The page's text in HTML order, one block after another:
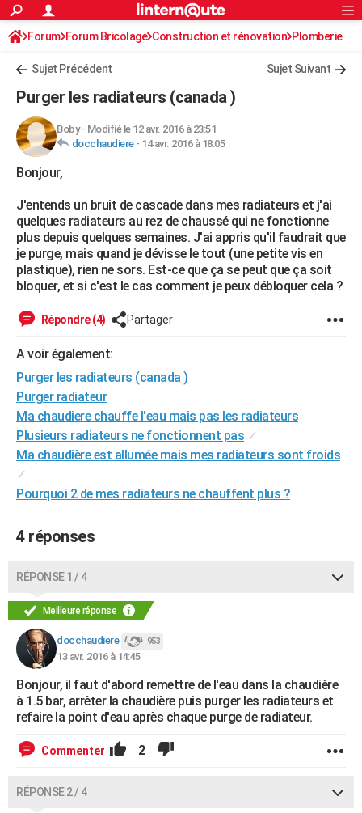
ACTUALITÉS
Politique
Société
Faits Divers
Education
Monde
Villes
+
FINANCE
Retraite
Impôts
Epargne
Immobilier
Risques naturels par ville
Banque
Assurance
Crédit
AUTO
Essais
Réserver un essai
Citadines
Berlines
SUV
Forum auto
+HIGH-TECH
Mobiles
Meilleur smartphone
Internet
Ordinateurs
Jeux vidéo
Guide high-tech
+BRICOLAGE
Forum
Aménagement intérieur
Extérieur
Cuisine
Salle de bains
Jardinage
Rangement
WEEK-END
Guides de France
Escapades
Patrimoine
Expositions
Musées
Week-end nature
+LIFESTYLE
Art de vivre
Bien-être
Loisirs
Mode
Modes de vie
SANTE
VOYAGE
Destinations
City break
Voyage nature
Voyage de noces
Forum
Climat
PHOTO
GUIDES D'ACHAT
BONS PLANS
CARTE DE VOEUX
Dictionnaire
Biographies
Citations
Expressions
Proverbes
PROGRAMME TV
COPAINS D'AVANT
S'inscrire
Se connecter
Lycées
Collèges
Primaires
Universités
Entreprises
Service militaire
Avis de recherche
AVIS DE DÉCÈS
FORUM
Bricolage
Lifestyle
Culture
Sport
Auto
Television
Voyage
Cinema
Rechercher
S'inscrire
Connexion
Forum Forum Bricolage Construction et rénovation Plomberie
Sujet Précédent Sujet Suivant
Purger les radiateurs (canada )
Boby- Modifié le 12 avr. 2016 à 23:51
docchaudiere- 14 avr. 2016 à 18:05
Bonjour,
J'entends un bruit de cascade dans mes radiateurs et j'ai
quelques radiateurs au rez de chaussé qui ne fonctionne
plus depuis quelques semaines. J'ai appris qu'il faudrait que
je purge, mais quand je dévisse le tout (une petite vis en
plastique), rien ne sors. Est-ce que ça se peut que ça soit
bloquer, et si c'est le cas comment je peux débloquer cela ?
Répondre (4) Partager
A voir également:
Purger les radiateurs (canada )
Purger radiateur
Ma chaudiere chauffe l'eau mais pas les radiateurs
Plusieurs radiateurs ne fonctionnent pas ✓
Ma chaudière est allumée mais mes radiateurs sont froids
✓
Pourquoi 2 de mes radiateurs ne chauffent plus ?
4 réponses
RÉPONSE 1 / 4
Meilleure réponse
docchaudiere 953
13 avr. 2016 à 14:45
Bonjour, il faut d'abord remettre de l'eau dans la chaudière
à 1.5 bar, arrêter la chaudière puis purger les radiateurs et
refaire la point d'eau après chaque purge de radiateur.
Commenter 2
RÉPONSE 2 / 4